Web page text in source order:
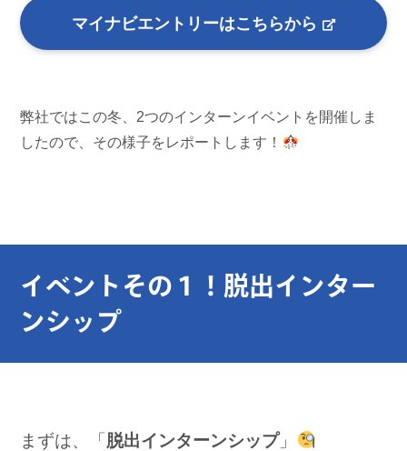
マイナビエントリーはこちらから
弊社ではこの冬、2つのインターンイベントを開催しま
したので、その様子をレポートします！
イベントその１！脱出インター
ンシップ
まずは、「 脱出インターンシップ」